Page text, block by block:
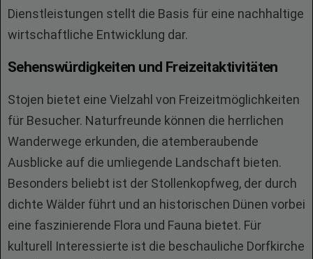
Dienstleistungen stellt die Basis für eine nachhaltige
wirtschaftliche Entwicklung dar.
Sehenswürdigkeiten und Freizeitaktivitäten
Stojen bietet eine Vielzahl von Freizeitmöglichkeiten
für Besucher. Naturfreunde können die herrlichen
Wanderwege erkunden, die atemberaubende
Ausblicke auf die umliegende Landschaft bieten.
Besonders beliebt ist der Stollenkopfweg, der durch
dichte Wälder führt und an historischen Dünen vorbei
eine faszinierende Flora und Fauna bietet. Für
kulturell Interessierte ist die beschauliche Dorfkirche